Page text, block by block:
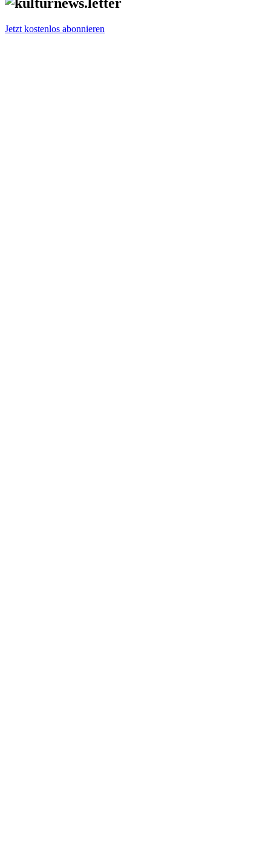
Jetzt kostenlos abonnieren